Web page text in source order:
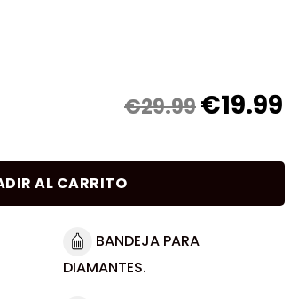
€29.99€19.99
AL CARRITO
BANDEJA PARA
DIAMANTES.